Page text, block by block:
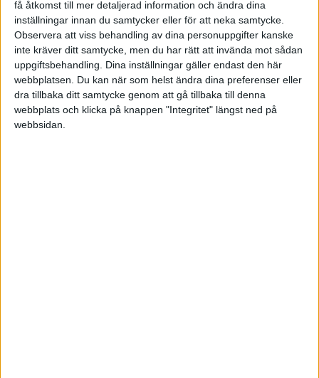
få åtkomst till mer detaljerad information och ändra dina
inställningar innan du samtycker eller för att neka samtycke.
Observera att viss behandling av dina personuppgifter kanske
inte kräver ditt samtycke, men du har rätt att invända mot sådan
uppgiftsbehandling. Dina inställningar gäller endast den här
webbplatsen. Du kan när som helst ändra dina preferenser eller
dra tillbaka ditt samtycke genom att gå tillbaka till denna
webbplats och klicka på knappen "Integritet" längst ned på
webbsidan.
Utmärkt. Och vad får kunden ut av det? ”Plastmojängen
har mjuka gummi hjul så att du snabbt och enkelt rullar
in den under sängen eller skrivbordet.”
4. Den kostar 37 kronor.
Nästan gratis. ”Priset är bara 37 kronor och du har
nytta av den varje dag.”